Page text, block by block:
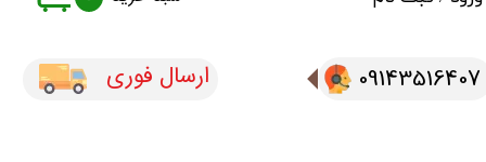
09143516407​​​​​​​ ارسال فوری